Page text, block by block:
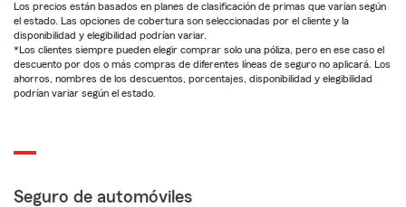
Los precios están basados en planes de clasificación de primas que varían según
el estado. Las opciones de cobertura son seleccionadas por el cliente y la
disponibilidad y elegibilidad podrían variar.
*Los clientes siempre pueden elegir comprar solo una póliza, pero en ese caso el
descuento por dos o más compras de diferentes líneas de seguro no aplicará. Los
ahorros, nombres de los descuentos, porcentajes, disponibilidad y elegibilidad
podrían variar según el estado.
Seguro de automóviles